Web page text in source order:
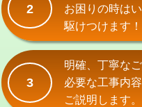
（P/S/ポップアップ））
交換・取付（その他部品）
持込商品取付（単水栓）
持込商品取付（混合水栓）
2
お困りの時は
駆けつけます！
3
明確、丁寧な
必要な工事内
ご説明します。